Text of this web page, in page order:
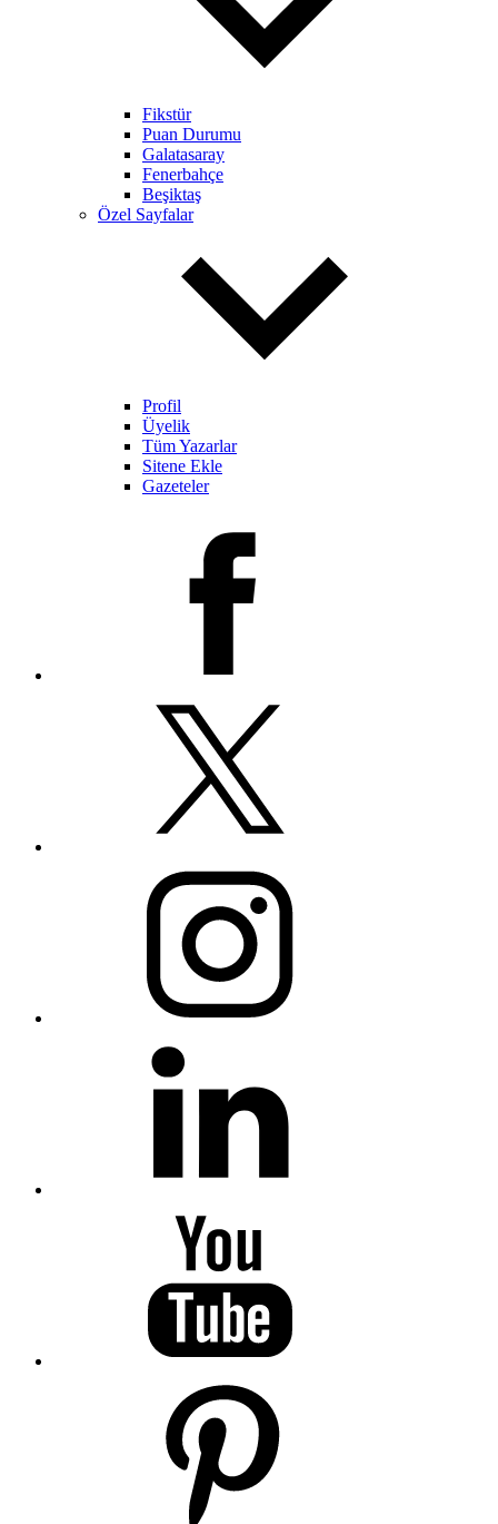
Fikstür
Puan Durumu
Galatasaray
Fenerbahçe
Beşiktaş
Özel Sayfalar
Profil
Üyelik
Tüm Yazarlar
Sitene Ekle
Gazeteler